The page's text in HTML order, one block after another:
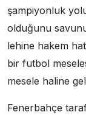
şampiyonluk
olduğunu
lehine hakem
bir futbol
mesele haline
Fenerbahçe